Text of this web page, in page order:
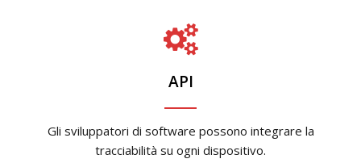
API
Gli sviluppatori di software possono integrare la
tracciabilità su ogni dispositivo.